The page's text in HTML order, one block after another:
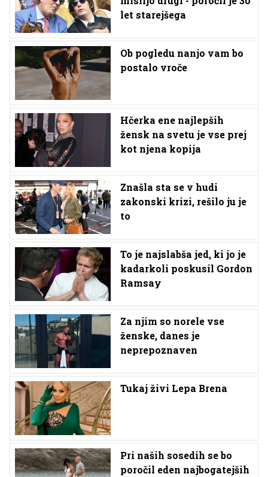
let starejšega
Ob pogledu nanjo vam bo
postalo vroče
Hčerka ene najlepših
žensk na svetu je vse prej
kot njena kopija
Znašla sta se v hudi
zakonski krizi, rešilo ju je
to
To je najslabša jed, ki jo je
kadarkoli poskusil Gordon
Ramsay
Za njim so norele vse
ženske, danes je
neprepoznaven
Tukaj živi Lepa Brena
Pri naših sosedih se bo
poročil eden najbogatejših